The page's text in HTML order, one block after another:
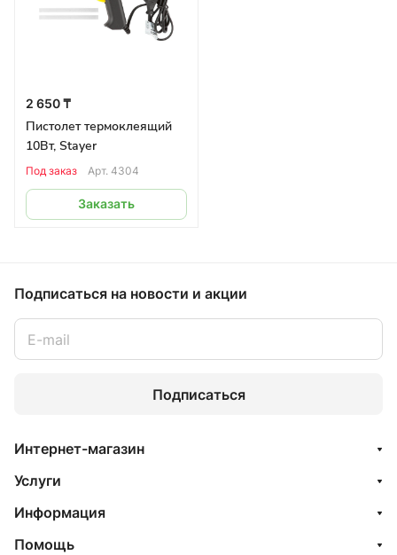
2 650 ₸
Пистолет термоклеящий
10Вт, Stayer
Под заказ Арт. 4304
Заказать
Подписаться на новости и акции
Подписаться
Интернет-магазин
Услуги
Информация
Помощь